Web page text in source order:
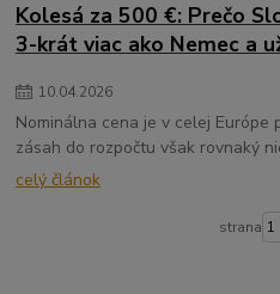
Kolesá za 500 €: Prečo
3-krát viac ako Nemec a
10.04.2026
Nominálna cena je v celej Európe
zásah do rozpočtu však rovnaký
celý článok
strana